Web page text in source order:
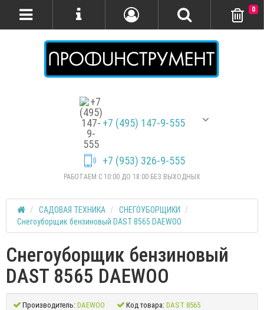
+7 (495) 147-9-555
+7 (953) 326-9-555
РАБОТАЕМ С 10:00 ДО 18:00 БЕЗ ВЫХОДНЫХ
0
САДОВАЯ ТЕХНИКА
СНЕГОУБОРЩИКИ
Снегоуборщик бензиновый DAST 8565 DAEWOO
Снегоуборщик бензиновый
DAST 8565 DAEWOO
Производитель: DAEWOO Код товара: DAST 8565